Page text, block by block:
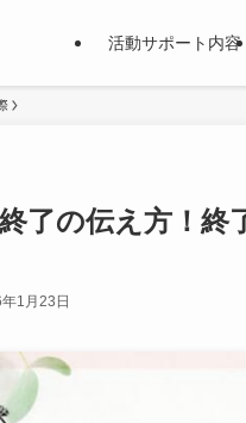
活動サポート内容
了の伝え方！
1月23日